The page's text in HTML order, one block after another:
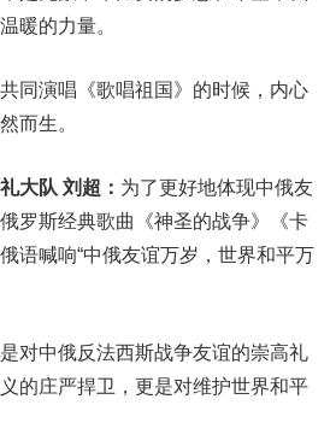
暖的力量。
同演唱《歌唱祖国》的时候，内心
而生。
大队 刘超： 为了更好地体现中俄友
罗斯经典歌曲《神圣的战争》《卡
语喊响“中俄友谊万岁，世界和平万
对中俄反法西斯战争友谊的崇高礼
的庄严捍卫，更是对维护世界和平